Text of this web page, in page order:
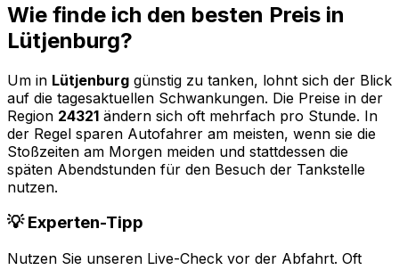
Wie finde ich den besten Preis in
Lütjenburg?
Um in Lütjenburg günstig zu tanken, lohnt sich der Blick
auf die tagesaktuellen Schwankungen. Die Preise in der
Region 24321 ändern sich oft mehrfach pro Stunde. In
der Regel sparen Autofahrer am meisten, wenn sie die
Stoßzeiten am Morgen meiden und stattdessen die
späten Abendstunden für den Besuch der Tankstelle
nutzen.
💡 Experten-Tipp
Nutzen Sie unseren Live-Check vor der Abfahrt. Oft